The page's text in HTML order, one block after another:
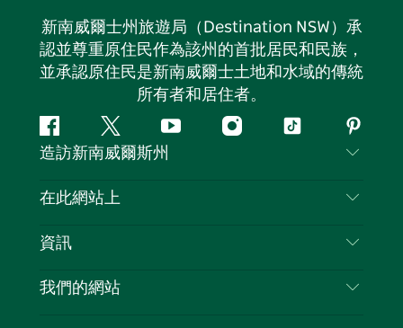
新南威爾士州旅遊局（Destination NSW）承
認並尊重原住民作為該州的首批居民和民族，
並承認原住民是新南威爾士土地和水域的傳統
所有者和居住者。
Facebook嘰
嘰
喳
Youtube Instagram
抖
造訪新南威爾斯州
聯絡我們
隱私
Cookie 通知
在此網站上
目的地
新南威爾士州公路旅行
資訊
旅行資訊
我們的網站